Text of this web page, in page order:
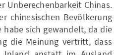
Unberechenbarkeit Chinas.
chinesischen Bevölkerung
habe sich gewandelt, da die
die Meinung vertritt, dass